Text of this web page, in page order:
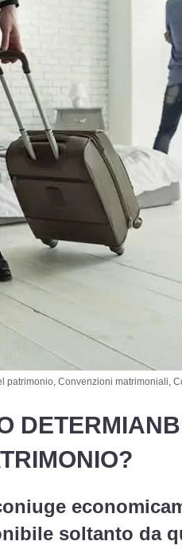
patrimonio, Convenzioni matrimoniali,
soltanto da